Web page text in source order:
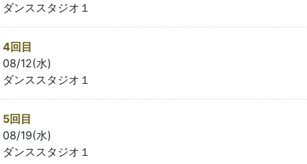
ダンススタジオ１
4回目
08/12(水)
ダンススタジオ１
5回目
08/19(水)
ダンススタジオ１